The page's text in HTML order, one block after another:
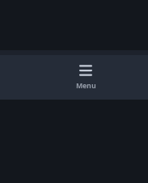
Договор оферты
Menu